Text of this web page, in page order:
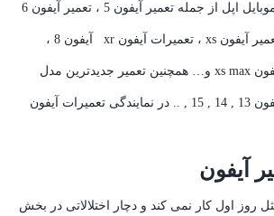
تعمیر انواع مدل های موبایل اپل از جمله تعمیر آیفون 5 ، تعمیر آیفون 6
، تعمیرات آیفون 7 ، تعمیر آیفون xs ، تعمیرات آیفون xr آیفون 8 ،
آیفون se و تعمیرات آیفون xs max و… همچنین تعمیر جدیدترین مدل
های آیفون تعمیرات آیفون 13 , 14 , 15 , .. در نمایندگی تعمیرات آیفون
آیفون
روز اول کار نمی کند و دچار اختلالاتی در بخش